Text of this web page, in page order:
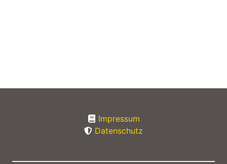
Impressum
Datenschutz